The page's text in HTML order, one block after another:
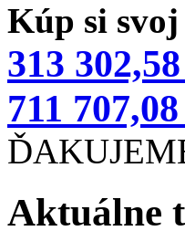
Kúp si
313
711
Aktuálne